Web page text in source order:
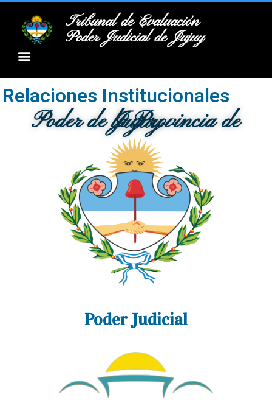
Tribunal de Evaluación
Poder Judicial de Jujuy
Relaciones Institucionales
Poder de la Provincia de Jujuy
Poder Judicial